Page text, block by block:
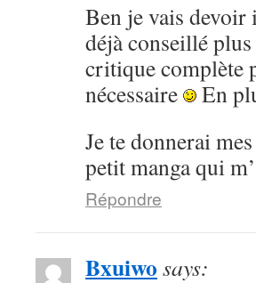
Ben je vais devoir
déjà conseillé
critique complète
nécessaire
En
Je te donnerai
petit manga qui
Répondre
Bxuiwo says: